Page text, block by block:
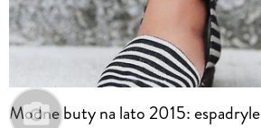
Modne buty na lato 2015: espadryle